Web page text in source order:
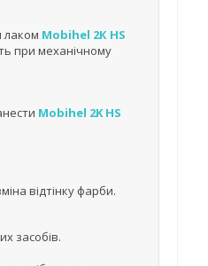
лаком Mobihel 2К HS
при механічному
Mobihel 2K HS
відтінку фарби.
засобів.